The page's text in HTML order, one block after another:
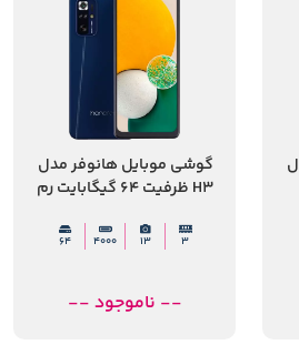
گوشی موبایل هانوفر مدل
H3 ظرفیت 64 گیگابایت رم
Extended)
3
13
4000
64
-- ناموجود --